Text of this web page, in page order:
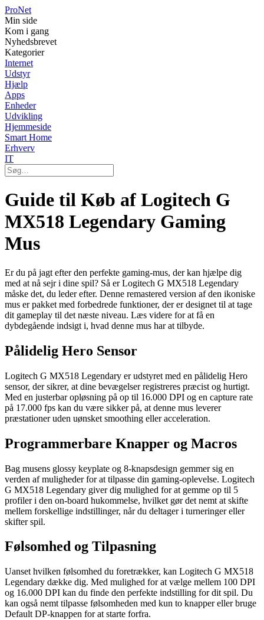
ProNet
Min side
Kom i gang
Nyhedsbrevet
Kategorier
Internet
Udstyr
Hjælp
Apps
Enheder
Udvikling
Hjemmeside
Smart Home
Erhverv
IT
Guide til Køb af Logitech G
MX518 Legendary Gaming
Mus
Er du på jagt efter den perfekte gaming-mus, der kan hjælpe dig
med at nå sejr i dine spil? Så er Logitech G MX518 Legendary
måske det, du leder efter. Denne remastered version af den ikoniske
mus er pakket med forbedrede funktioner, der er designet til at tage
dit gameplay til det næste niveau. Læs videre for at få en
dybdegående indsigt i, hvad denne mus har at tilbyde.
Pålidelig Hero Sensor
Logitech G MX518 Legendary er udstyret med en pålidelig Hero
sensor, der sikrer, at dine bevægelser registreres præcist og hurtigt.
Med en justerbar opløsning på op til 16.000 DPI og en capture rate
på 17.000 fps kan du være sikker på, at denne mus leverer
præstationer uden uønsket smoothing eller acceleration.
Programmerbare Knapper og Macros
Bag musens glossy keyplate og 8-knapsdesign gemmer sig en
verden af muligheder for at tilpasse din gaming-oplevelse. Logitech
G MX518 Legendary giver dig mulighed for at gemme op til 5
profiler i den on-board hukommelse, hvilket gør det nemt at skifte
mellem forskellige indstillinger, når du deltager i turneringer eller
skifter spil.
Følsomhed og Tilpasning
Uanset hvilken følsomhed du foretrækker, kan Logitech G MX518
Legendary dække dig. Med mulighed for at vælge mellem 100 DPI
og 16.000 DPI kan du finde den perfekte indstilling for dit spil. Du
kan også nemt tilpasse følsomheden med kun to knapper eller bruge
Default DP-knappen for at starte forfra.